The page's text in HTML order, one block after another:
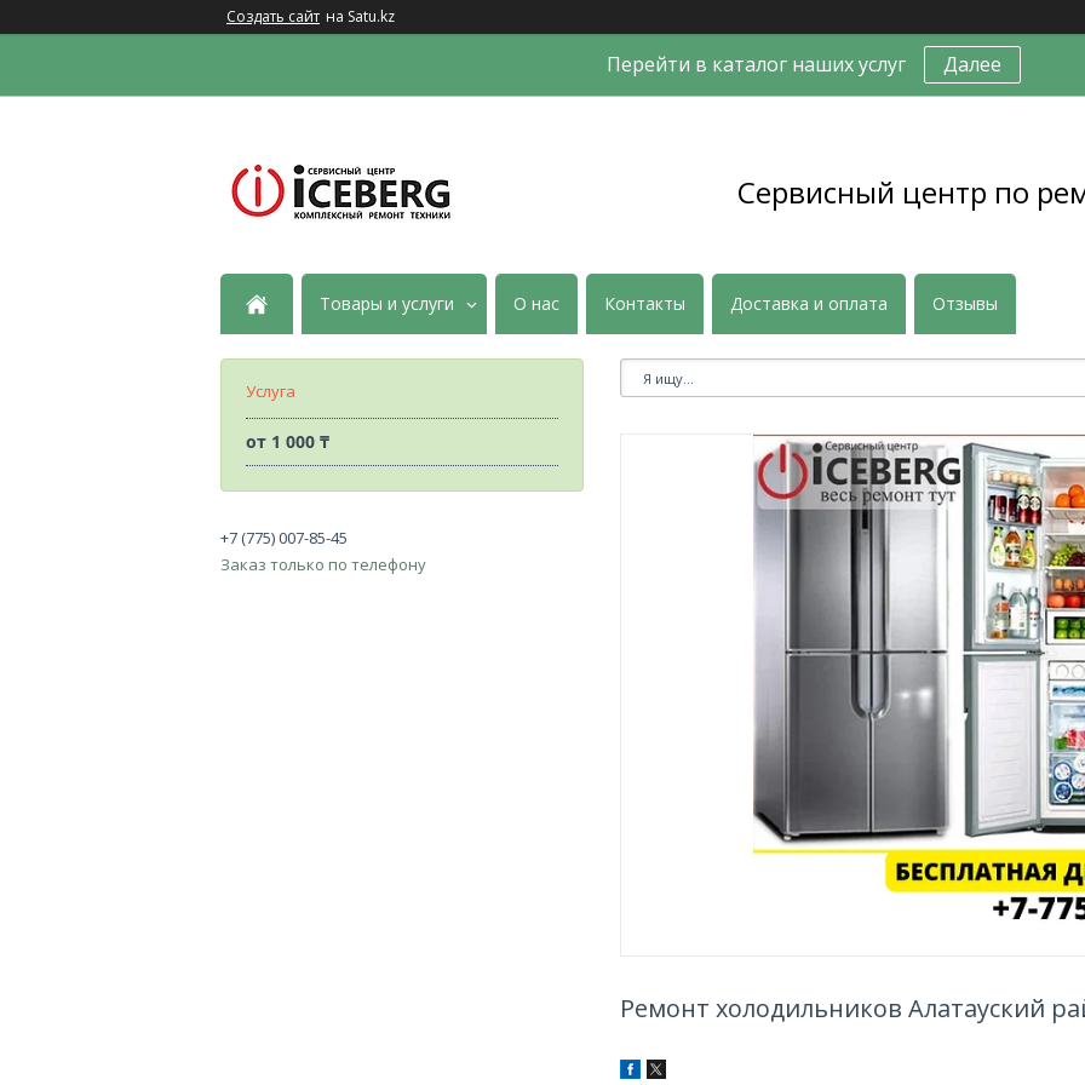
Создать сайт на Satu.kz
Перейти в каталог наших услуг Далее
Сервисный центр по
Товары и услуги О нас Контакты Доставка и оплата Отзывы
Ремонт холодильников Алатауский
Услуга
от 1 000 ₸
+7 (775) 007-85-45
Заказ только по телефону